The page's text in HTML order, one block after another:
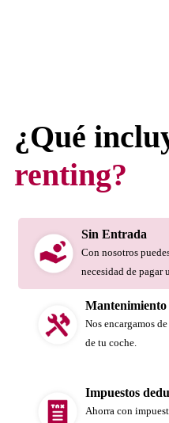
¿Qué
renting?
Sin Entrada
Con nosotros
necesidad de pagar
Mantenimiento
Nos encargamos
de tu coche.
Impuestos
Ahorra con